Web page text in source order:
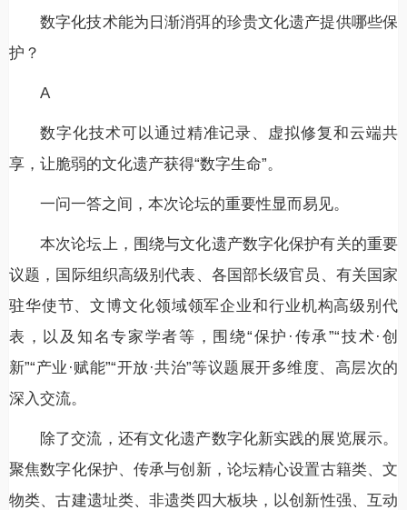
数字化技术能为日渐消弭的珍贵文化遗产提供哪些保
护？
A
数字化技术可以通过精准记录、虚拟修复和云端共
享，让脆弱的文化遗产获得“数字生命”。
一问一答之间，本次论坛的重要性显而易见。
本次论坛上，围绕与文化遗产数字化保护有关的重要
议题，国际组织高级别代表、各国部长级官员、有关国家
驻华使节、文博文化领域领军企业和行业机构高级别代
表，以及知名专家学者等，围绕“保护·传承”“技术·创
新”“产业·赋能”“开放·共治”等议题展开多维度、高层次的
深入交流。
除了交流，还有文化遗产数字化新实践的展览展示。
聚焦数字化保护、传承与创新，论坛精心设置古籍类、文
物类、古建遗址类、非遗类四大板块，以创新性强、互动